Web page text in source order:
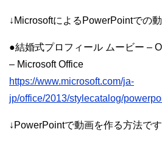
↓MicrosoftによるPowerPointでの
●結婚式プロフィール ムービー –
– Microsoft Office
https://www.microsoft.com/ja-
jp/office/2013/stylecatalog/
↓PowerPointで動画を作る方法です